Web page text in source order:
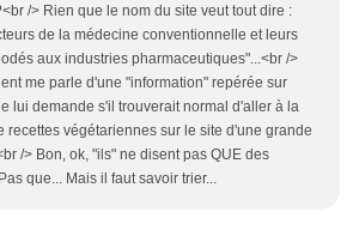
/> Rien que le nom du site veut tout dire :
de la médecine conventionnelle et leurs
aux industries pharmaceutiques"...<br />
me parle d'une "information" repérée sur
lui demande s'il trouverait normal d'aller à la
recettes végétariennes sur le site d'une grande
/> Bon, ok, "ils" ne disent pas QUE des
que... Mais il faut savoir trier...